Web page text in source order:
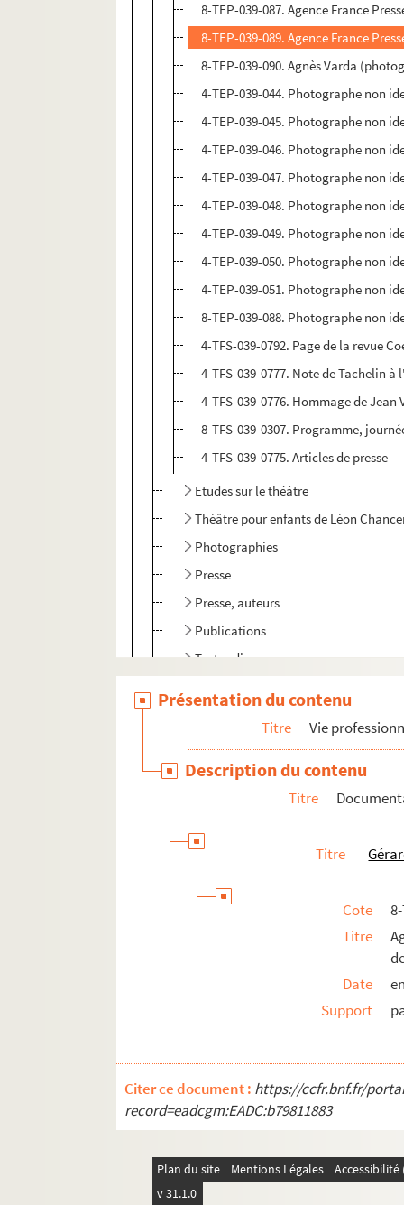
8-TEP-039-087. Agence France
8-TEP-039-089. Agence France
8-TEP-039-090. Agnès Varda
4-TEP-039-044. Photographe non
4-TEP-039-045. Photographe non
4-TEP-039-046. Photographe non
4-TEP-039-047. Photographe non
4-TEP-039-048. Photographe non
4-TEP-039-049. Photographe non
4-TEP-039-050. Photographe non
4-TEP-039-051. Photographe non
8-TEP-039-088. Photographe non
4-TFS-039-0792. Page de la revue
4-TFS-039-0777. Note de Tachelin
4-TFS-039-0776. Hommage de Jean
8-TFS-039-0307. Programme,
4-TFS-039-0775. Articles de presse
Etudes sur le théâtre
Théâtre pour enfants de Léon
Photographies
Presse
Presse, auteurs
Publications
Textes divers
Ecrivain
Enseignement
Radio
Correspondance générale
Vie personnelle
Présentation du contenu
Titre Vie
Description du contenu
Titre
Titre
Cote
Titre
Date
Support
Citer ce document : https://ccfr.bnf.fr/
record=eadcgm:EADC:b79811883
Plan du site Mentions Légales
v 31.1.0